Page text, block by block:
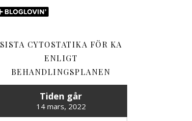
SISTA CYTOSTATIKA FÖR KA
ENLIGT
BEHANDLINGSPLANEN
Tiden går
14 mars, 2022